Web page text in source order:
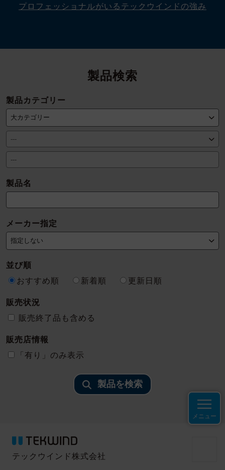
メニュー
プロフェッショナルがいるテックウインドの強み
製品検索
製品カテゴリー
製品名
メーカー指定
並び順
おすすめ順
新着順
更新日順
販売状況
販売終了品も含める
販売店情報
「有り」のみ表示
製品を検索
テックウインド株式会社